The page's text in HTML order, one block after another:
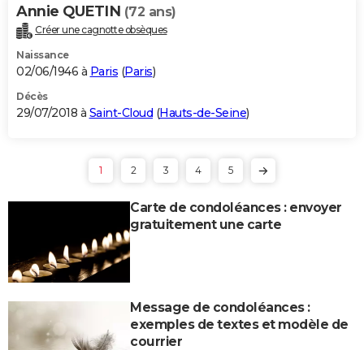
Annie QUETIN (72 ans)
Créer une cagnotte obsèques
Naissance
02/06/1946 à Paris (Paris)
Décès
29/07/2018 à Saint-Cloud (Hauts-de-Seine)
1 2 3 4 5
Carte de condoléances : envoyer
gratuitement une carte
Message de condoléances :
exemples de textes et modèle de
courrier